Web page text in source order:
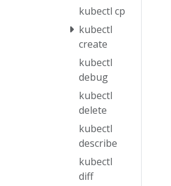
kubectl cp
kubectl
create
kubectl
debug
kubectl
delete
kubectl
describe
kubectl
diff